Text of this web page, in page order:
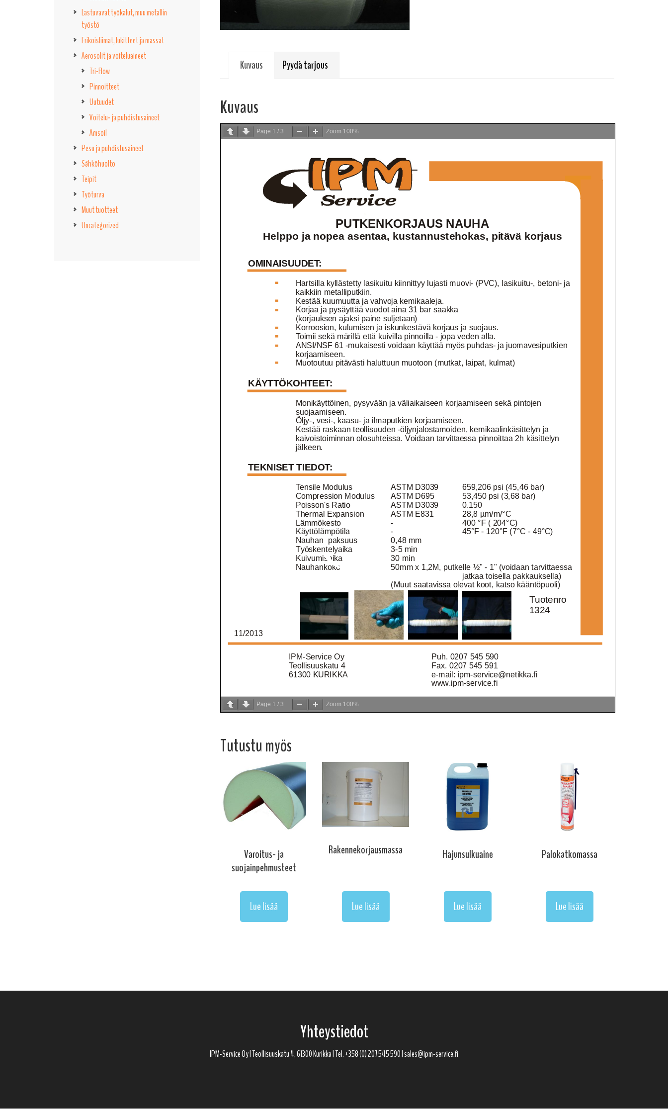
Kuvaus Pyydä tarjous
Kuvaus
Page 1 /3 Zoom 100%
Page 1 /3 Zoom 100%
Tutustu myös
Varoitus- ja
suojainpehmusteet
Lue lisää
Rakennekorjausmassa
Lue lisää
Hajunsulkuaine
Lue lisää
Palokatkomassa
Lue lisää
Lastuvavat työkalut, muu metallin
työstö
Erikoisliimat, lukitteet ja massat
Aerosolit ja voiteluaineet
Tri-Flow
Pinnoitteet
Uutuudet
Voitelu- ja puhdistusaineet
Amsoil
Pesu ja puhdistusaineet
Sähköhuolto
Teipit
Työturva
Muut tuotteet
Uncategorized
Yhteystiedot
IPM-Service Oy | Teollisuuskatu 4, 61300 Kurikka | Tel. +358 (0) 207 545 590 | sales@ipm-service.fi